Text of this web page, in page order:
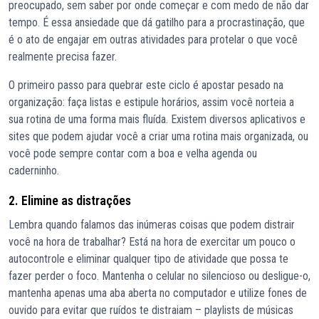
preocupado, sem saber por onde começar e com medo de não dar
tempo. É essa ansiedade que dá gatilho para a procrastinação, que
é o ato de engajar em outras atividades para protelar o que você
realmente precisa fazer.
O primeiro passo para quebrar este ciclo é apostar pesado na
organização: faça listas e estipule horários, assim você norteia a
sua rotina de uma forma mais fluída. Existem diversos aplicativos e
sites que podem ajudar você a criar uma rotina mais organizada, ou
você pode sempre contar com a boa e velha agenda ou
caderninho.
2. Elimine as distrações
Lembra quando falamos das inúmeras coisas que podem distrair
você na hora de trabalhar? Está na hora de exercitar um pouco o
autocontrole e eliminar qualquer tipo de atividade que possa te
fazer perder o foco. Mantenha o celular no silencioso ou desligue-o,
mantenha apenas uma aba aberta no computador e utilize fones de
ouvido para evitar que ruídos te distraiam – playlists de músicas